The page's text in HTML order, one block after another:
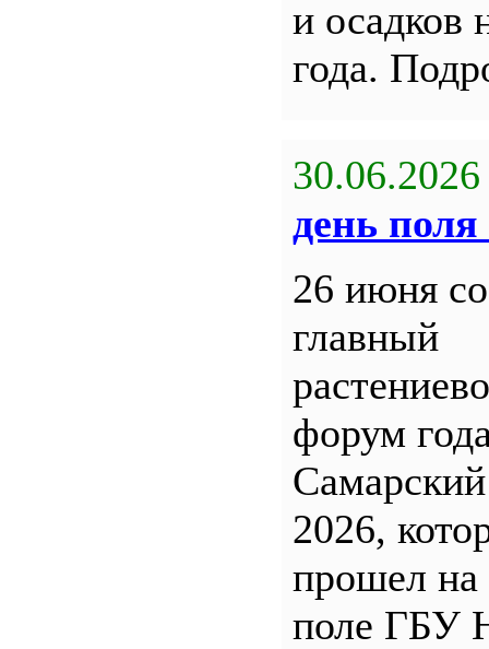
и осадков
года.
30.06.2026
день поля
26 июня
главный
форум
2026,
прошел
поле ГБУ